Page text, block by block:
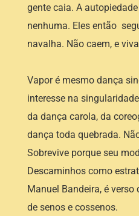
gente caia. A
nenhuma. Eles então
navalha. Não caem, e
Vapor é mesmo dança
interesse na
da dança carola, da
dança toda quebrada.
Sobrevive porque seu
Descaminhos como
Manuel Bandeira, é
de senos e cossenos.